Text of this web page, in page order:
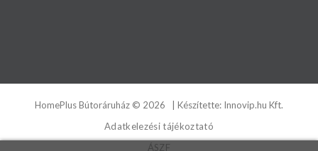
HomePlus Bútoráruház © 2026 | Készítette: Innovip.hu Kft.
Adatkelezési tájékoztató
ÁSZF